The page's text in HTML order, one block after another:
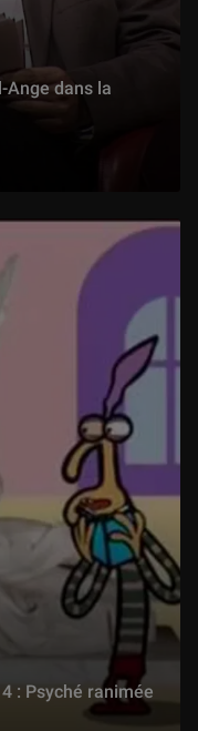
Ange dans la
: Psyché ranimée